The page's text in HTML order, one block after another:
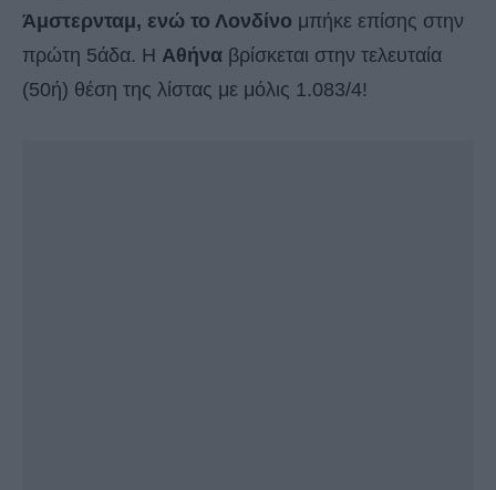
Άμστερνταμ, ενώ το Λονδίνο μπήκε επίσης στην
πρώτη 5άδα. Η Αθήνα βρίσκεται στην τελευταία
(50ή) θέση της λίστας με μόλις 1.083/4!